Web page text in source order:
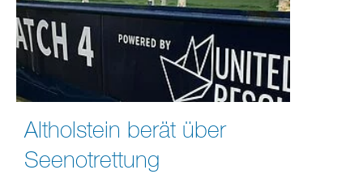
Altholstein berät über
Seenotrettung